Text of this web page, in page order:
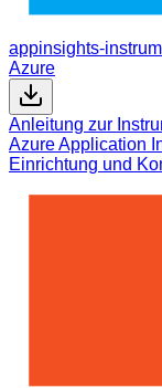
appinsights-
Azure
Anleitung zur
Azure Application
Einrichtung und